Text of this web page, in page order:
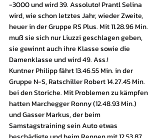
-3000 und wird 39. Assoluto! Prantl Selina
wird, wie schon letztes Jahr, wieder Zweite,
heuer in der Gruppe RS Plus. Mit 11.28.96 Min.
muß sie sich nur Liuzzi geschlagen geben,
sie gewinnt auch ihre Klasse sowie die
Damenklasse und wird 49. Ass.!
Kuntner Philipp fährt 13.46.55 Min. in der
Gruppe N-S, Ratschiller Robert 14.27.45 Min.
bei den Storiche. Mit Problemen zu kämpfen
hatten Marchegger Ronny (12.48.93 Min.)
und Gasser Markus, der beim
Samstagstraining sein Auto etwas